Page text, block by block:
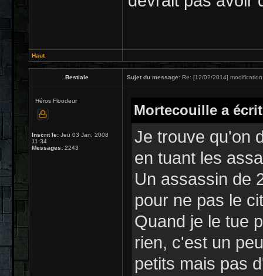
Haut
.Bestiale Sujet du message: Re: [12/02/2014] modification
Héros Floodeur
Inscrit le: Jeu 03 Jan, 2008
11:34
Messages: 2243
Mortecouille a
Je trouve qu'on
en tuant les
Un assassin de
pour ne pas le
Quand je le tue
rien, c'est un
petits mais pas